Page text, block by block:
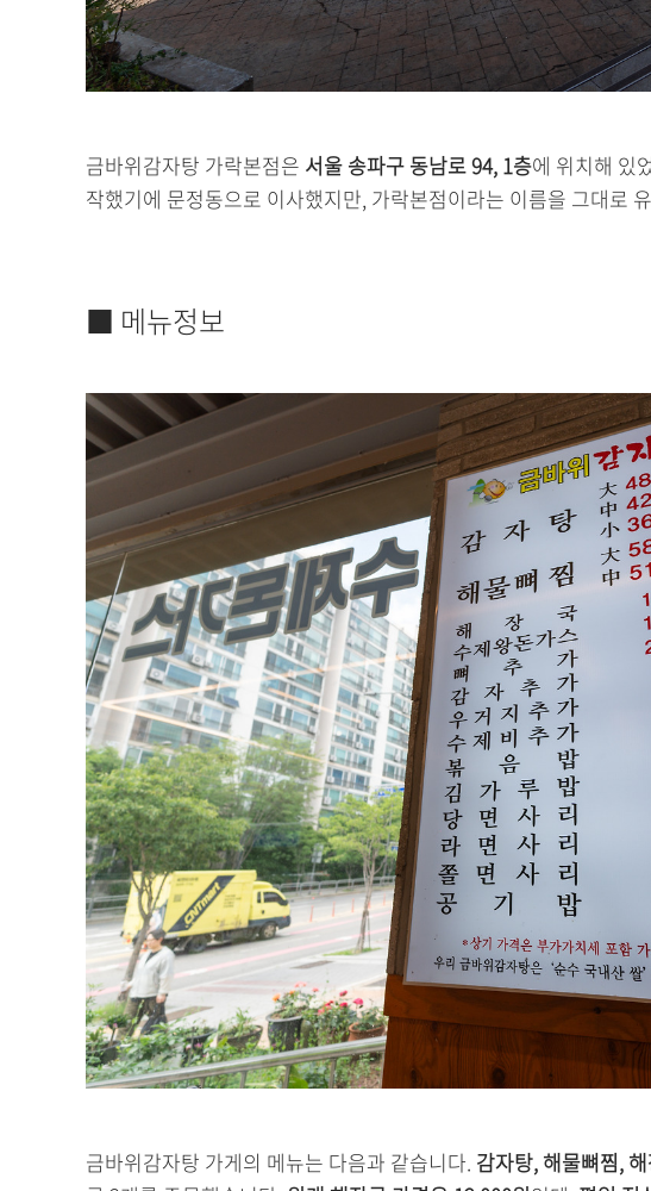
금바위감자탕 가락본점은 서울 송파구 동남로 94, 1층에 위치해 있
작했기에 문정동으로 이사했지만, 가락본점이라는 이름을 그대로
■ 메뉴정보
금바위감자탕 가게의 메뉴는 다음과 같습니다. 감자탕, 해물뼈찜,